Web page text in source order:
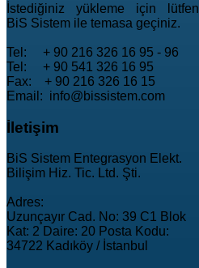
İstediğiniz yükleme için lütfen
BiS Sistem ile temasa geçiniz.
Tel: + 90 216 326 16 95 - 96
Tel: + 90 541 326 16 95
Fax: + 90 216 326 16 15
Email: info@bissistem.com
İletişim
BiS Sistem Entegrasyon Elekt.
Bilişim Hiz. Tic. Ltd. Şti.
Adres:
Uzunçayır Cad. No: 39 C1 Blok
Kat: 2 Daire: 20 Posta Kodu:
34722 Kadıköy / İstanbul